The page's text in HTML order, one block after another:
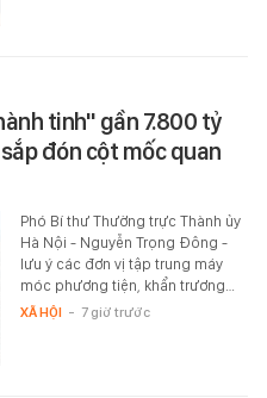
tinh" gần 7.800 tỷ
đón cột mốc quan
Phó Bí thư Thường trực Thành ủy
Hà Nội - Nguyễn Trọng Đông -
lưu ý các đơn vị tập trung máy
móc phương tiện, khẩn trương…
XÃ HỘI - 7 giờ trước